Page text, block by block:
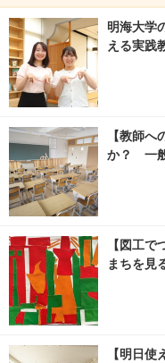
明海大学
える実践
【教師
か？ 一
【図工で
まちを見
【明日